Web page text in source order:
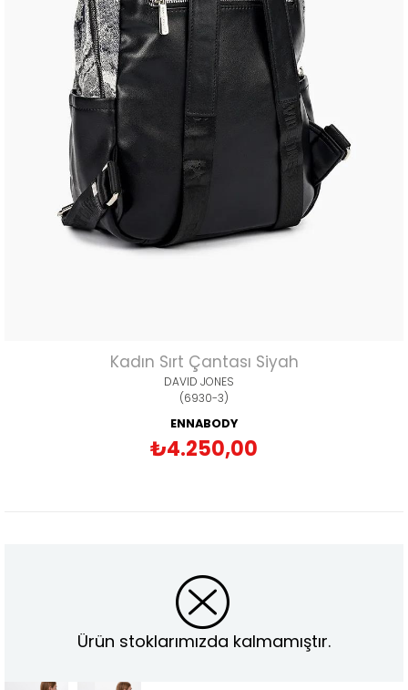
Kadın Sırt Çantası Siyah
DAVID JONES
(6930-3)
ENNABODY
₺4.250,00
Ürün stoklarımızda kalmamıştır.